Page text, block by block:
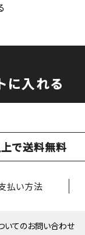
に入れる
で送料無料
払い方法
いてのお問い合わせ